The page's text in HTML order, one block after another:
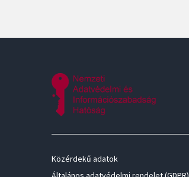
Közérdekű adatok